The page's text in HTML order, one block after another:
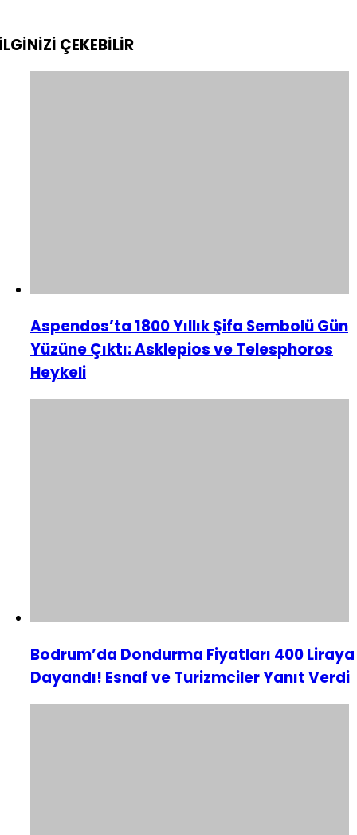
ÇEKEBİLİR
Aspendos’ta 1800 Yıllık Şifa Sembolü Gün
Yüzüne Çıktı: Asklepios ve Telesphoros
Heykeli
Bodrum’da Dondurma Fiyatları 400 Liraya
Dayandı! Esnaf ve Turizmciler Yanıt Verdi